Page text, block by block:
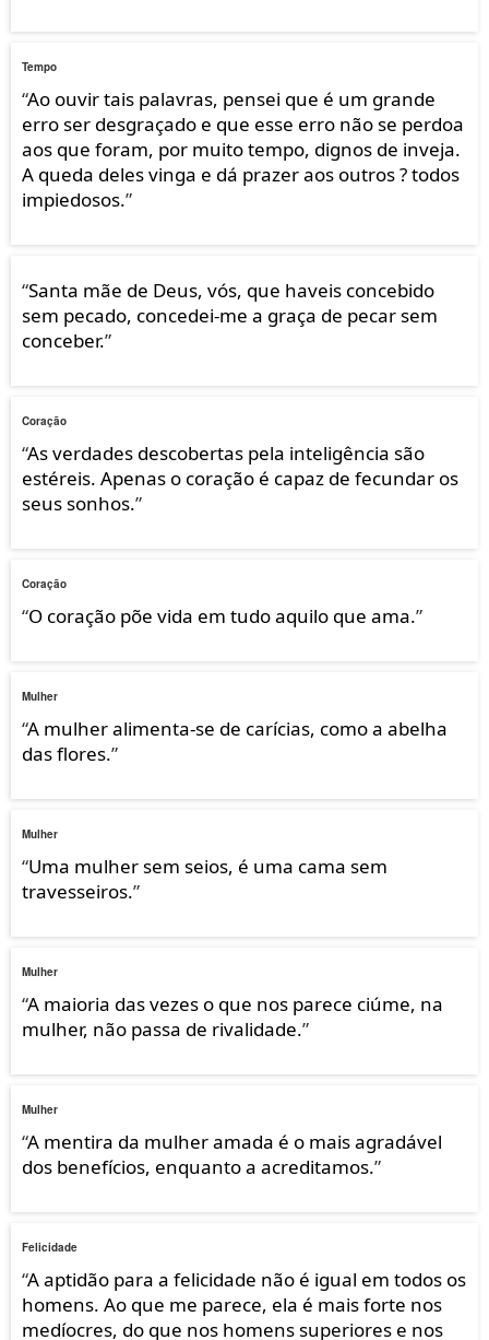
Tempo
“Ao ouvir tais palavras, pensei que é um grande
erro ser desgraçado e que esse erro não se perdoa
aos que foram, por muito tempo, dignos de inveja.
A queda deles vinga e dá prazer aos outros ? todos
impiedosos.”
“Santa mãe de Deus, vós, que haveis concebido
sem pecado, concedei-me a graça de pecar sem
conceber.”
Coração
“As verdades descobertas pela inteligência são
estéreis. Apenas o coração é capaz de fecundar os
seus sonhos.”
Coração
“O coração põe vida em tudo aquilo que ama.”
Mulher
“A mulher alimenta-se de carícias, como a abelha
das flores.”
Mulher
“Uma mulher sem seios, é uma cama sem
travesseiros.”
Mulher
“A maioria das vezes o que nos parece ciúme, na
mulher, não passa de rivalidade.”
Mulher
“A mentira da mulher amada é o mais agradável
dos benefícios, enquanto a acreditamos.”
Felicidade
“A aptidão para a felicidade não é igual em todos os
homens. Ao que me parece, ela é mais forte nos
medíocres, do que nos homens superiores e nos